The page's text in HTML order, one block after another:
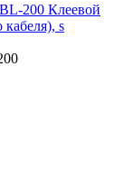
200 Клеевой
s